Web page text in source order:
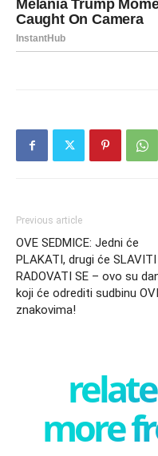
Previous article
OVE SEDMICE: Jedni će
PLAKATI, drugi će SLAVITI
RADOVATI SE – ovo su
koji će odrediti sudbinu
znakovima!
more